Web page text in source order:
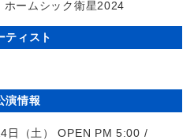
ームシック衛星2024
ティスト
演情報
日（土） OPEN PM 5:00 /